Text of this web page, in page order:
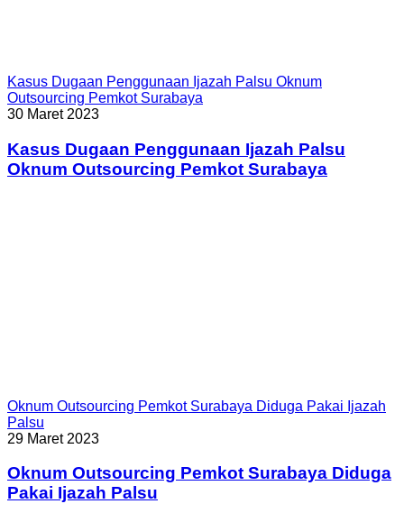
Kasus Dugaan Penggunaan Ijazah Palsu Oknum
Outsourcing Pemkot Surabaya
30 Maret 2023
Kasus Dugaan Penggunaan Ijazah Palsu
Oknum Outsourcing Pemkot Surabaya
Oknum Outsourcing Pemkot Surabaya Diduga Pakai Ijazah
Palsu
29 Maret 2023
Oknum Outsourcing Pemkot Surabaya Diduga
Pakai Ijazah Palsu